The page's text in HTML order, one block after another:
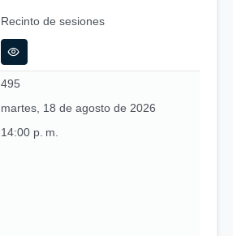
Recinto de sesiones
495
martes, 18 de agosto de 2026
14:00 p. m.